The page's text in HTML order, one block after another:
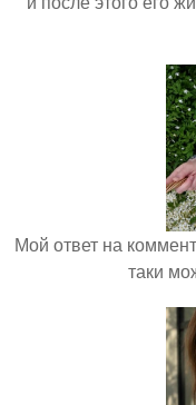
Мой ответ на
таки